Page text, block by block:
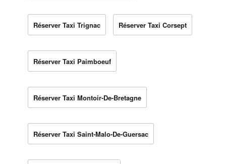
Réserver Taxi Trignac Réserver Taxi Corsept
Réserver Taxi Paimboeuf
Réserver Taxi Montoir-De-Bretagne
Réserver Taxi Saint-Malo-De-Guersac